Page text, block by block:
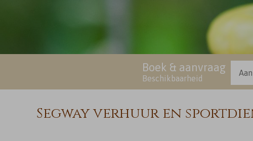
Boek & aanvraag
Beschikbaarheid
Segway verhuur en